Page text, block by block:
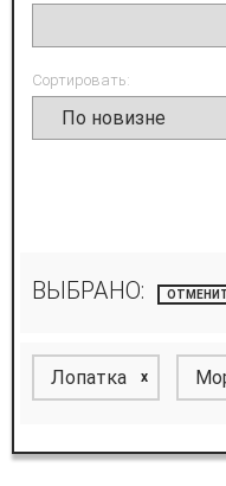
Сортировать:
ВЫБРАНО:
Лопатка x